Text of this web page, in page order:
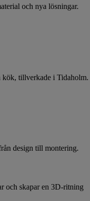
och nya lösningar.
kök, tillverkade i Tidaholm.
design till montering.
och skapar en 3D-ritning